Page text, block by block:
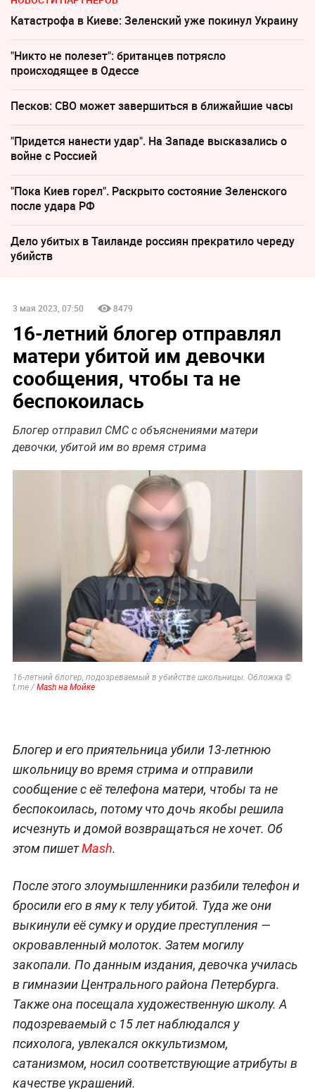
Катастрофа в Киеве: Зеленский уже покинул Украину
"Никто не полезет": британцев потрясло
происходящее в Одессе
Песков: СВО может завершиться в ближайшие часы
"Придется нанести удар". На Западе высказались о
войне с Россией
"Пока Киев горел". Раскрыто состояние Зеленского
после удара РФ
Дело убитых в Таиланде россиян прекратило череду
убийств
3 мая 2023, 07:50 8479
16-летний блогер отправлял
матери убитой им девочки
сообщения, чтобы та не
беспокоилась
Блогер отправил СМС с объяснениями матери
девочки, убитой им во время стрима
16-летний блогер, подозреваемый в убийстве школьницы. Обложка ©
t.me / Mash на Мойке
Блогер и его приятельница убили 13-летнюю
школьницу во время стрима и отправили
сообщение с её телефона матери, чтобы та не
беспокоилась, потому что дочь якобы решила
исчезнуть и домой возвращаться не хочет. Об
этом пишетMash.
После этого злоумышленники разбили телефон и
бросили его в яму к телу убитой. Туда же они
выкинули её сумку и орудие преступления —
окровавленный молоток. Затем могилу
закопали. По данным издания, девочка училась
в гимназии Центрального района Петербурга.
Также она посещала художественную школу. А
подозреваемый с 15 лет наблюдался у
психолога, увлекался оккультизмом,
сатанизмом, носил соответствующие атрибуты в
качестве украшений.